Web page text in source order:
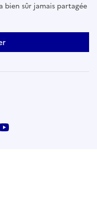
bien sûr jamais partagée